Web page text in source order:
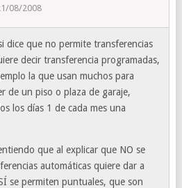
08/2008
dice que no permite transferencias
decir transferencia programadas,
la que usan muchos para
de un piso o plaza de garaje,
los días 1 de cada mes una
que al explicar que NO se
automáticas quiere dar a
se permiten puntuales, que son